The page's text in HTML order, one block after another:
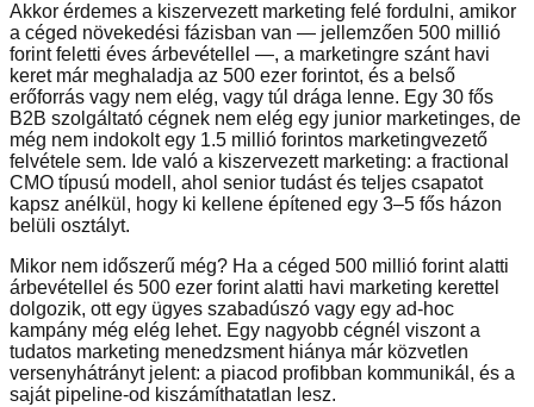
Akkor érdemes a kiszervezett marketing felé fordulni, amikor
a céged növekedési fázisban van — jellemzően 500 millió
forint feletti éves árbevétellel —, a marketingre szánt havi
keret már meghaladja az 500 ezer forintot, és a belső
erőforrás vagy nem elég, vagy túl drága lenne. Egy 30 fős
B2B szolgáltató cégnek nem elég egy junior marketinges, de
még nem indokolt egy 1.5 millió forintos marketingvezető
felvétele sem. Ide való a kiszervezett marketing: a fractional
CMO típusú modell, ahol senior tudást és teljes csapatot
kapsz anélkül, hogy ki kellene építened egy 3–5 fős házon
belüli osztályt.
Mikor nem időszerű még? Ha a céged 500 millió forint alatti
árbevétellel és 500 ezer forint alatti havi marketing kerettel
dolgozik, ott egy ügyes szabadúszó vagy egy ad-hoc
kampány még elég lehet. Egy nagyobb cégnél viszont a
tudatos marketing menedzsment hiánya már közvetlen
versenyhátrányt jelent: a piacod profibban kommunikál, és a
saját pipeline-od kiszámíthatatlan lesz.